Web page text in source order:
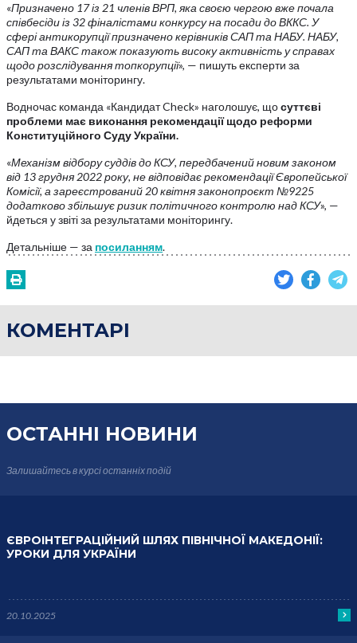
«Призначено 17 із 21 членів ВРП, яка своєю чергою вже почала
співбесіди із 32 фіналістами конкурсу на посади до ВККС. У
сфері антикорупції призначено керівників САП та НАБУ. НАБУ,
САП та ВАКС також показують високу активність у справах
щодо розслідування топкорупції», — пишуть експерти за
результатами моніторингу.
Водночас команда «Кандидат Check» наголошує, щосуттєві
проблеми має виконання рекомендації щодо реформи
Конституційного Суду України.
«Механізм відбору суддів до КСУ, передбачений новим законом
від 13 грудня 2022 року, не відповідає рекомендації Європейської
Комісії, а зареєстрований 20 квітня законопроєкт №9225
додатково збільшує ризик політичного контролю над КСУ», —
йдеться у звіті за результатами моніторингу.
Детальніше — за посиланням.
КОМЕНТАРІ
ОСТАННІ НОВИНИ
Залишайтесь в курсіостанніх подій
ЄВРОІНТЕГРАЦІЙНИЙ ШЛЯХ ПІВНІЧНОЇ МАКЕДОНІЇ:
УРОКИ ДЛЯ УКРАЇНИ
20.10.2025